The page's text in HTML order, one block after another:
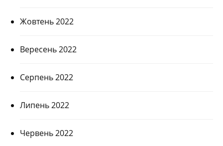
Жовтень 2022
Вересень 2022
Серпень 2022
Липень 2022
Червень 2022